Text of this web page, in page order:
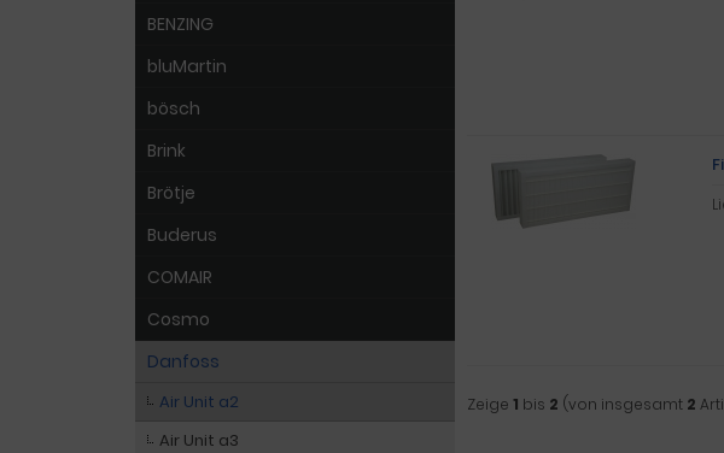
Zeige 1 bis 2 (von insgesamt 2
BENZING
bluMartin
bösch
Brink
Brötje
Buderus
COMAIR
Cosmo
Danfoss
Air Unit a2
Air Unit a3